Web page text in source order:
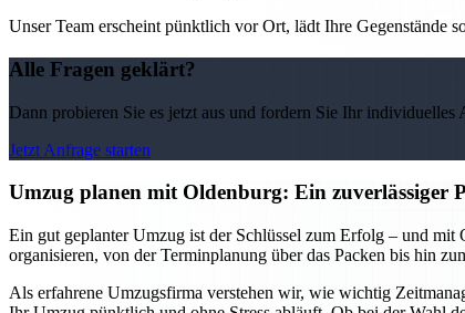
Unser Team erscheint pünktlich vor Ort, lädt Ihre Gegenstände
Alle Fragen geklärt?
Dann probieren Sie es jetzt aus und fordern Sie Ihr individuelles
Jetzt Anfrage starten
Umzug planen mit Oldenburg: Ein zuverlässiger
Ein gut geplanter Umzug ist der Schlüssel zum Erfolg – und mit
organisieren, von der Terminplanung über das Packen bis hin
Als erfahrene Umzugsfirma verstehen wir, wie wichtig